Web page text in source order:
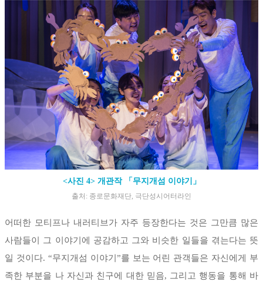
<사진 4> 개관작 「무지개섬 이야기」
출처: 종로문화재단, 극단성시어터라인
어떠한 모티프나 내러티브가 자주 등장한다는 것은 그만큼 많은
사람들이 그 이야기에 공감하고 그와 비슷한 일들을 겪는다는 뜻
일 것이다. “무지개섬 이야기”를 보는 어린 관객들은 자신에게 부
족한 부분을 나 자신과 친구에 대한 믿음, 그리고 행동을 통해 바